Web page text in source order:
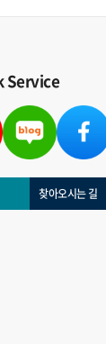
Service
찾아오시는 길